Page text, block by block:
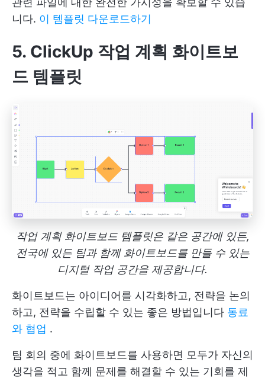
니다. 이 템플릿 다운로드하기
5. ClickUp 작업 계획 화이트보
드 템플릿
작업 계획 화이트보드 템플릿은 같은 공간에 있든,
전국에 있든 팀과 함께 화이트보드를 만들 수 있는
디지털 작업 공간을 제공합니다.
화이트보드는 아이디어를 시각화하고, 전략을 논의
하고, 전략을 수립할 수 있는 좋은 방법입니다 동료
와 협업 .
팀 회의 중에 화이트보드를 사용하면 모두가 자신의
생각을 적고 함께 문제를 해결할 수 있는 기회를 제